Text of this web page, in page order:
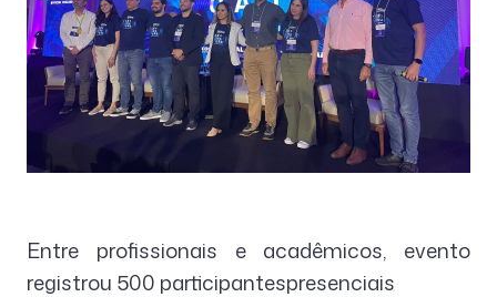
Entre profissionais e acadêmicos, evento
registrou 500 participantespresenciais